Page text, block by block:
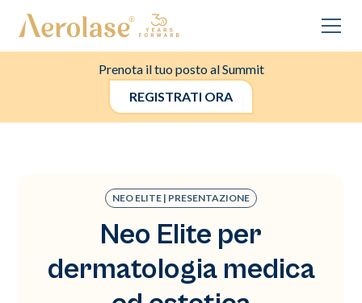
Prenota il tuo posto al Summit
REGISTRATI ORA
NEO ELITE | PRESENTAZIONE
Neo Elite per
dermatologia medica